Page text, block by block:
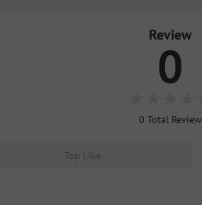
Review
0
0 Total Review
Top Like